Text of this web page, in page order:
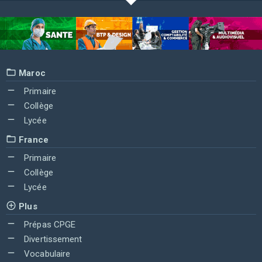
Maroc
Primaire
Collège
Lycée
France
Primaire
Collège
Lycée
Plus
Prépas CPGE
Divertissement
Vocabulaire